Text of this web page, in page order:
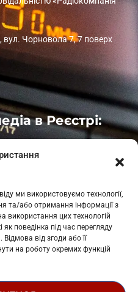
ми використовуємо технології,
та/або отримання інформації з
використання цих технологій
поведінка під час перегляду
Відмова від згоди або її
на роботу окремих функцій
вул. Чорновола 7, 7 поверх
в Реєстрі: